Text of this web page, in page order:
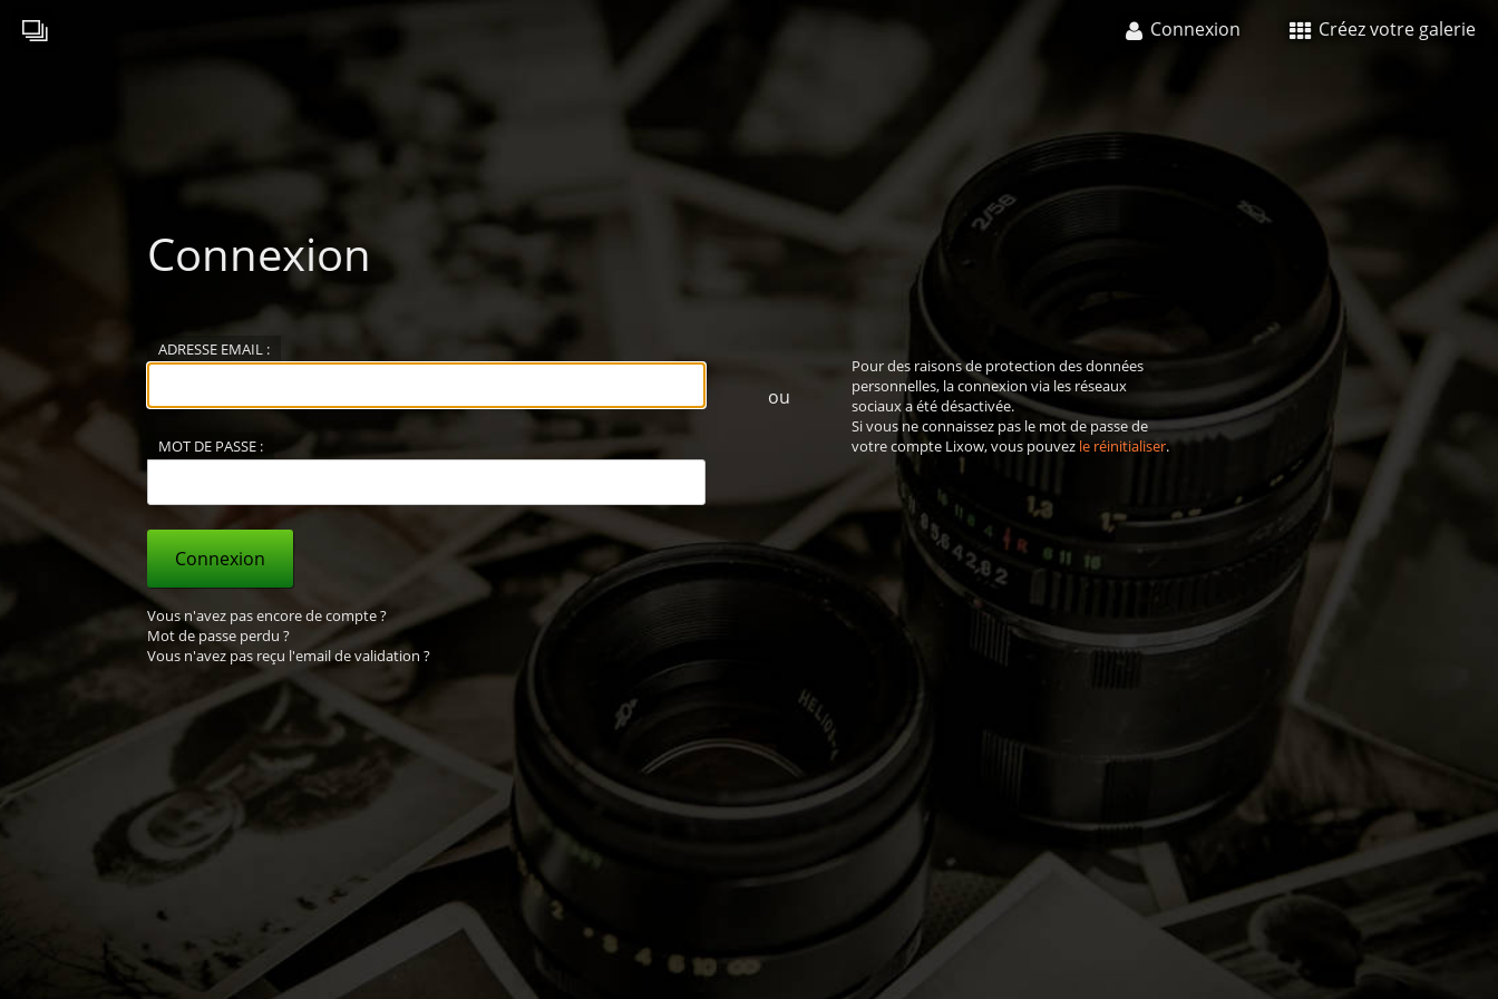
Connexion Créez votre galerie
Connexion
ADRESSE EMAIL :
MOT DE PASSE :
Connexion
Vous n'avez pas encore de compte ?
Mot de passe perdu ?
Vous n'avez pas reçu l'email de validation ?
ou
Pour des raisons de protection des données
personnelles, la connexion via les réseaux
sociaux a été désactivée.
Si vous ne connaissez pas le mot de passe de
votre compte Lixow, vous pouvez le réinitialiser.